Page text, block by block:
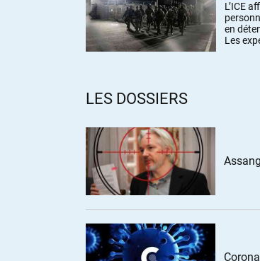
L’ICE
en
Les
LES DOSSIERS